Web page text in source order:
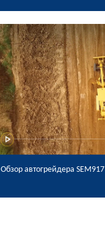
Обзор автогрейдера SEM917